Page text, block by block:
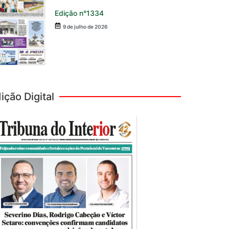
Edição n°1334
9 de julho de 2026
Digital